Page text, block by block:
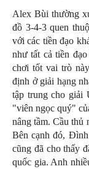
Alex Bùi thường
đồ 3-4-3 quen
với các tiền đạo
như tất cả tiền
chơi tốt vai trò
định ở giải hạng
tập trung cho
"viên ngọc quý"
nâng tầm. Cầu
Bên cạnh đó,
cũng đã cho thấy
quốc gia. Anh